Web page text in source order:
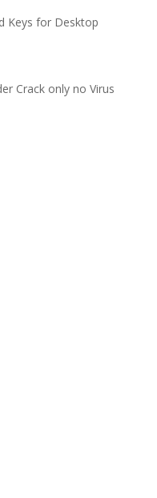
Keys for Desktop
Crack only no Virus